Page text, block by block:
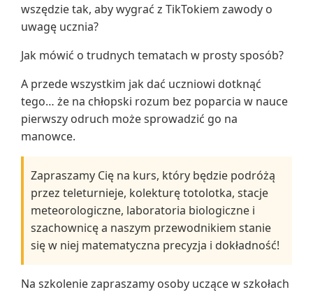
wszędzie tak, aby wygrać z TikTokiem zawody o
uwagę ucznia?
Jak mówić o trudnych tematach w prosty sposób?
A przede wszystkim jak dać uczniowi dotknąć
tego… że na chłopski rozum bez poparcia w nauce
pierwszy odruch może sprowadzić go na
manowce.
Zapraszamy Cię na kurs, który będzie podróżą
przez teleturnieje, kolekturę totolotka, stacje
meteorologiczne, laboratoria biologiczne i
szachownicę a naszym przewodnikiem stanie
się w niej matematyczna precyzja i dokładność!
Na szkolenie zapraszamy osoby uczące w szkołach